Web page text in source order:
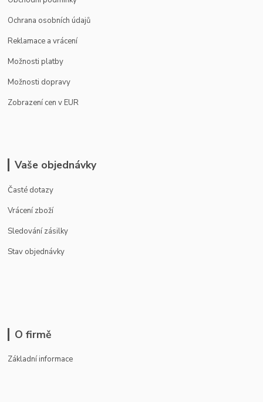
Ochrana osobních údajů
Reklamace a vrácení
Možnosti platby
Možnosti dopravy
Zobrazení cen v EUR
Vaše objednávky
Časté dotazy
Vrácení zboží
Sledování zásilky
Stav objednávky
O firmě
Základní informace